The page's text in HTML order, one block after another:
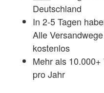
Deutschland
In 2-5 Tagen
Alle
kostenlos
Mehr als
pro Jahr